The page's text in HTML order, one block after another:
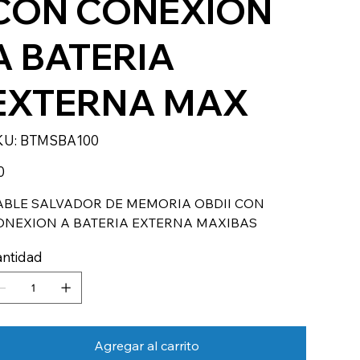
CONEXION
BATERIA
MAX
SKU
BTMSBA100
BTMSBA100
SALVADOR DE MEMORIA OBDII CON
A BATERIA EXTERNA MAXIBAS
Agregar al carrito